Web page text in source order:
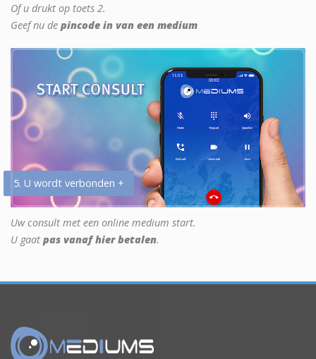
Of u drukt op toets 2.
Geef nu de pincode in van een medium
5. U wordt verbonden +
Uw consult met een online medium start.
U gaat pas vanaf hier betalen.